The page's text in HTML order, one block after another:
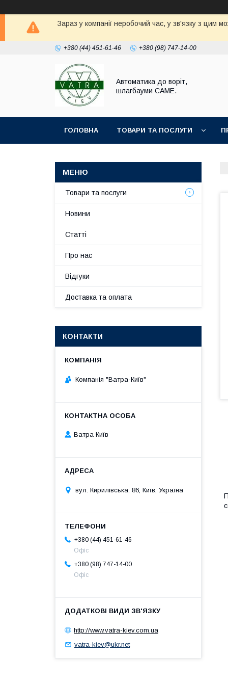
Зараз у компанії неробочий час, у зв'язку з цим
+380 (44) 451-61-46 +380 (98) 747-14-00
Автоматика до воріт,
шлагбауми CAME.
ГОЛОВНА ТОВАРИ ТА ПОСЛУГИ
Товари та послуги
Новини
Статті
Про нас
Відгуки
Доставка та оплата
КОНТАКТИ
Компанія "Ватра-Київ"
Ватра Київ
вул. Кирилівська, 86, Київ, Україна
+380 (44) 451-61-46
Офіс
+380 (98) 747-14-00
Офіс
http://www.vatra-kiev.com.ua
vatra-kiev@ukr.net